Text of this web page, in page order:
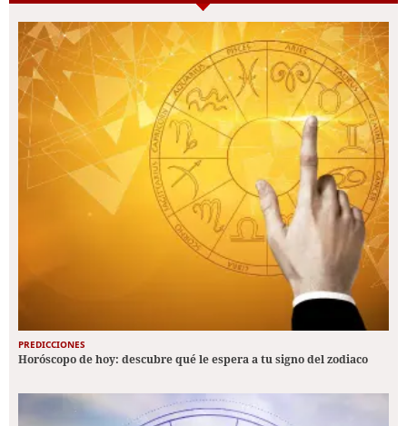
PREDICCIONES
Horóscopo de hoy: descubre qué le espera a tu signo del zodiaco